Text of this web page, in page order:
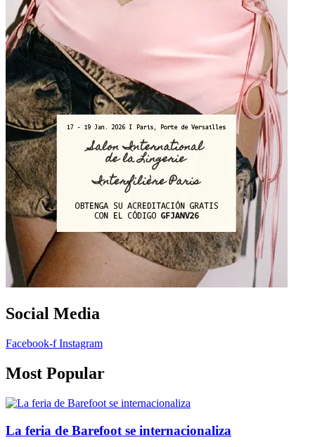
Social Media
Facebook-f Instagram
Most Popular
La feria de Barefoot se internacionaliza